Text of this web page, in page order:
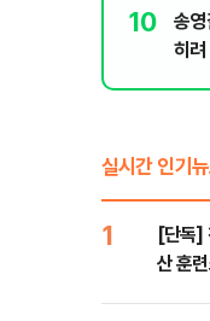
개편에 개미
10
송
히
실시간 인기
1
[단독]
산 훈